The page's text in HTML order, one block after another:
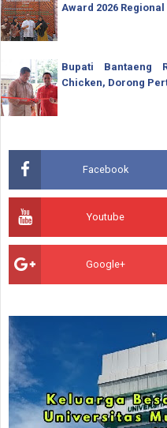
Award 2026
Bupati Bantaeng
Chicken, Dorong
Facebook
Youtube
Google+